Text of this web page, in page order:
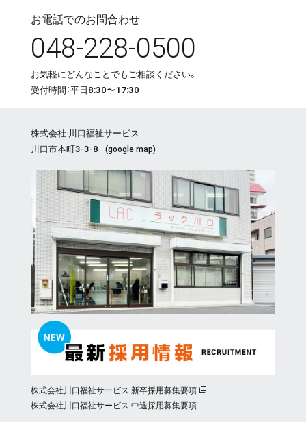
お電話でのお問合わせ
048-228-0500
お気軽にどんなことでもご相談ください。
受付時間：平日8:30〜17:30
株式会社 川口福祉サービス
川口市本町3-3-8
(google map)
株式会社川口福祉サービス 新卒採用募集要項
株式会社川口福祉サービス 中途採用募集要項